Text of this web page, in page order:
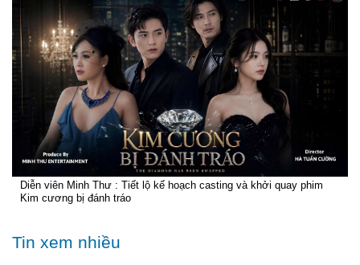
Diễn viên Minh Thư : Tiết lộ kế hoạch casting và khởi quay phim
Kim cương bị đánh tráo
Tin xem nhiều